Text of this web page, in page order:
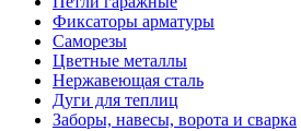
Фиксаторы арматуры
Саморезы
Цветные металлы
Нержавеющая сталь
Дуги для теплиц
Заборы, навесы, ворота и сварка